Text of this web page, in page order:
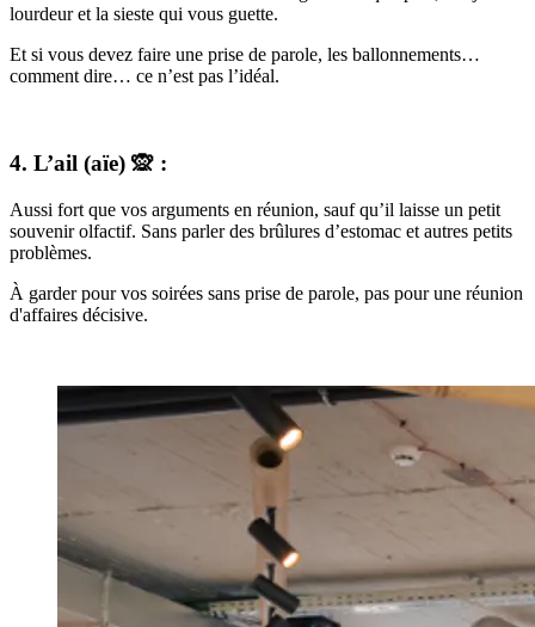
lourdeur et la sieste qui vous guette.
Et si vous devez faire une prise de parole, les ballonnements…
comment dire… ce n’est pas l’idéal.
4. L’ail (aïe) 🙊 :
Aussi fort que vos arguments en réunion, sauf qu’il laisse un petit
souvenir olfactif. Sans parler des brûlures d’estomac et autres petits
problèmes.
À garder pour vos soirées sans prise de parole, pas pour une réunion
d'affaires décisive.